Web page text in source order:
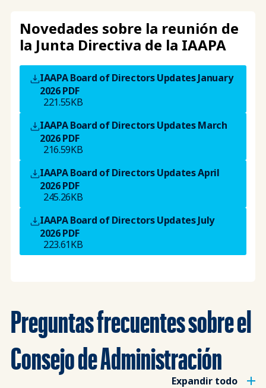
Novedades sobre la reunión de
la Junta Directiva de la IAAPA
IAAPA Board of Directors Updates January
2026PDF
221.55KB
IAAPA Board of Directors Updates March
2026PDF
216.59KB
IAAPA Board of Directors Updates April
2026PDF
245.26KB
IAAPA Board of Directors Updates July
2026PDF
223.61KB
Preguntas frecuentes sobre el
Consejo de Administración
Expandir todo